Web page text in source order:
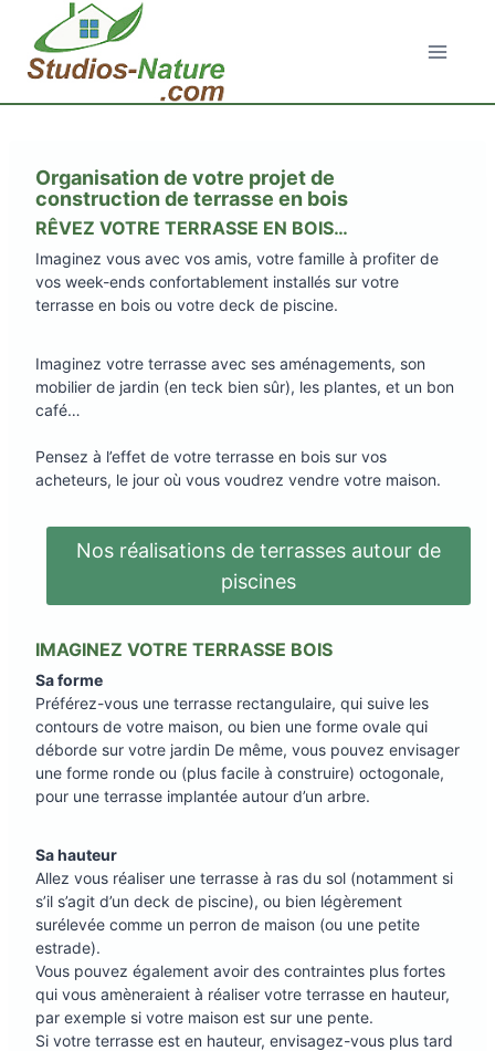
contenu
Organisation de votre projet de
construction de terrasse en bois
RÊVEZ VOTRE TERRASSE EN BOIS…
Imaginez vous avec vos amis, votre famille à profiter de
vos week-ends confortablement installés sur votre
terrasse en bois ou votre deck de piscine.
Imaginez votre terrasse avec ses aménagements, son
mobilier de jardin (en teck bien sûr), les plantes, et un bon
café…
Pensez à l’effet de votre terrasse en bois sur vos
acheteurs, le jour où vous voudrez vendre votre maison.
Nos réalisations de terrasses autour de
piscines
IMAGINEZ VOTRE TERRASSE BOIS
Sa forme
Préférez-vous une terrasse rectangulaire, qui suive les
contours de votre maison, ou bien une forme ovale qui
déborde sur votre jardin De même, vous pouvez envisager
une forme ronde ou (plus facile à construire) octogonale,
pour une terrasse implantée autour d’un arbre.
Sa hauteur
Allez vous réaliser une terrasse à ras du sol (notamment si
s’il s’agit d’un deck de piscine), ou bien légèrement
surélevée comme un perron de maison (ou une petite
estrade).
Vous pouvez également avoir des contraintes plus fortes
qui vous amèneraient à réaliser votre terrasse en hauteur,
par exemple si votre maison est sur une pente.
Si votre terrasse est en hauteur, envisagez-vous plus tard